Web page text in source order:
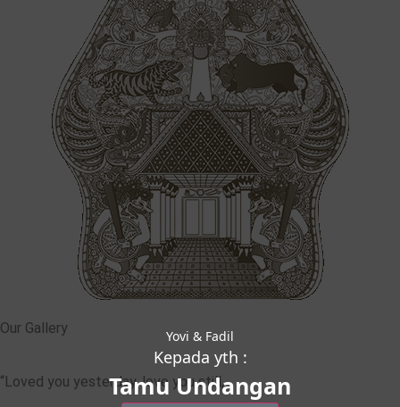
Our Gallery
“Loved you yesterday, love you still,
Yovi & Fadil
Kepada yth :
Tamu Undangan